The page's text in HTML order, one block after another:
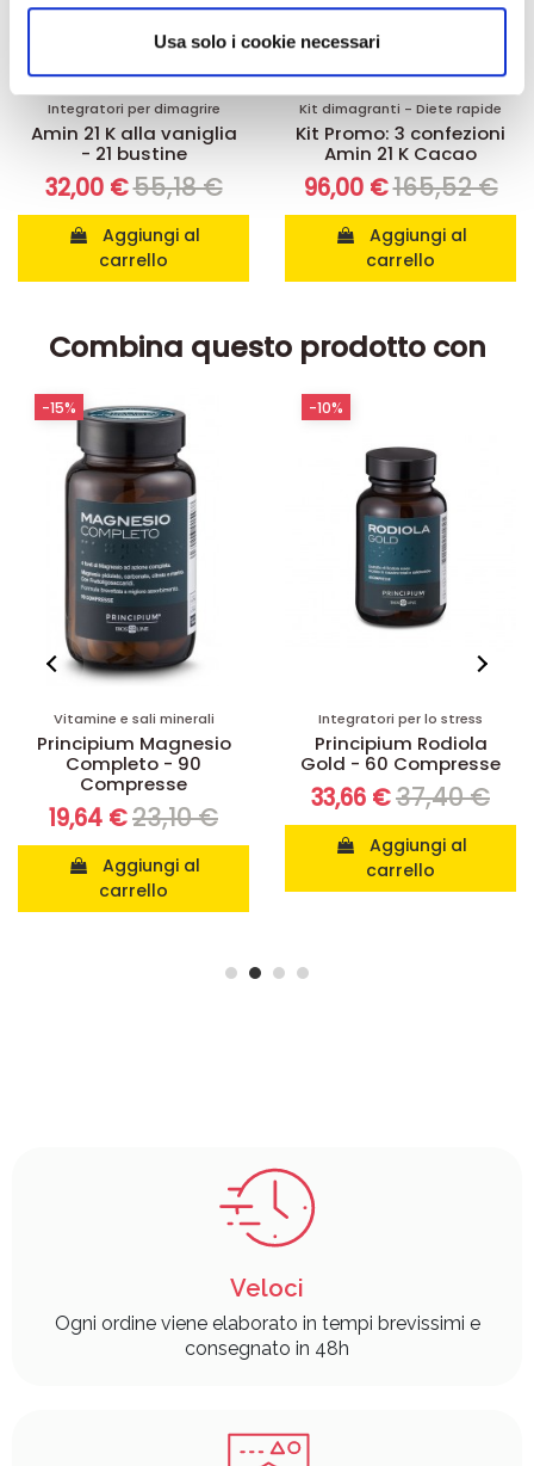
analizzare il nostro traffico. Condividiamo inoltre
informazioni sul modo in cui utilizza il nostro sito con i
nostri partner che si occupano di analisi dei dati web,
pubblicità e social media, i quali potrebbero combinarle
con altre informazioni che ha fornito loro o che hanno
raccolto dal suo utilizzo dei loro servizi.
Usa solo i cookie necessari
Integratori per dimagrire
Amin 21 K alla vaniglia
- 21 bustine
32,00 €55,18 €
Aggiungi al
carrello
Kit dimagranti - Diete rapide
Kit Promo: 3 confezioni
Amin 21 K Cacao
96,00 €165,52 €
Aggiungi al
carrello
Combina questo prodotto con
Integratori per lo stress
Principium Rodiola
Gold - 60 Compresse
33,66 € 37,40 €
carrello
Recupero fisico e difese naturali
Principium Aminasten
Hmb400 - 14 Bustine
17,77 €20,90 €
Aggiungi al
carrello
Veloci
Ogni ordine viene elaborato in tempi brevissimi e